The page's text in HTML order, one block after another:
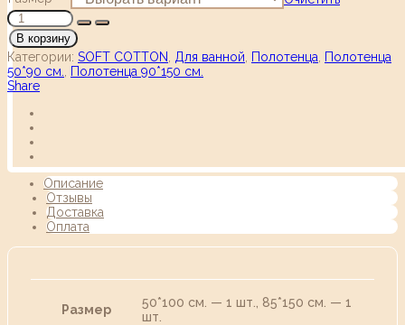
В корзину
Категории: SOFT COTTON Для ванной Полотенца
Полотенца
50*90 см.
Полотенца 90*150 см.
Share
Описание
Отзывы
Доставка
Оплата
Размер
50*100 см. — 1 шт., 85*150 см. — 1
шт.